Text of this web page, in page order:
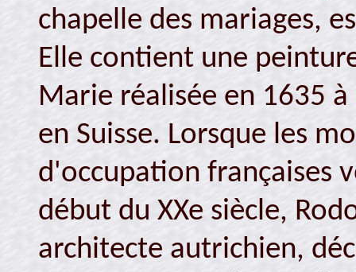
chapelle des mariages,
Elle contient une
Marie réalisée en 1635
en Suisse. Lorsque les
d'occupation françaises
début du XXe siècle,
architecte autrichien,